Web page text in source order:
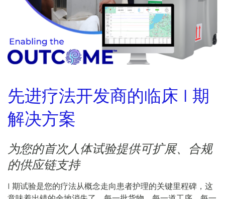
先进疗法开发商的临床 I 期
解决方案
为您的首次人体试验提供可扩展、合规
的供应链支持
I 期试验是您的疗法从概念走向患者护理的关键里程碑，这